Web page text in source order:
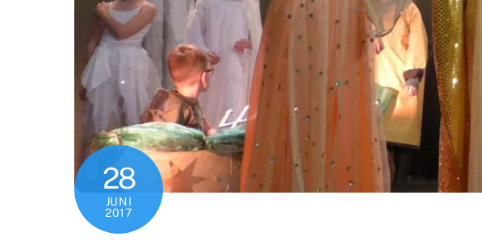
28
JUNI
2017